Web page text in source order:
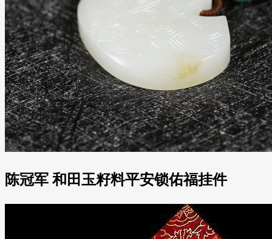
陈冠军 和田玉籽料平安锁佑福挂件